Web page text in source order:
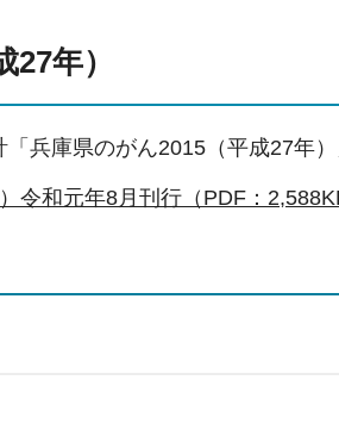
年）
兵庫県のがん2015（平成27年
令和元年8月刊行（PDF：